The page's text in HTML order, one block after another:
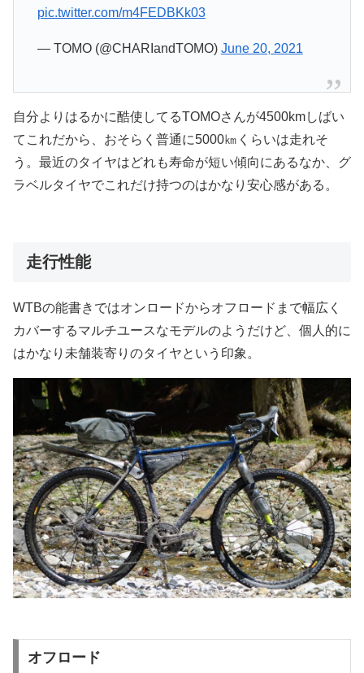
pic.twitter.com/m4FEDBKk03
— TOMO (@CHARIandTOMO) June 20, 2021
自分よりはるかに酷使してるTOMOさんが4500kmしばい
てこれだから、おそらく普通に5000㎞くらいは走れそ
う。最近のタイヤはどれも寿命が短い傾向にあるなか、グ
ラベルタイヤでこれだけ持つのはかなり安心感がある。
走行性能
WTBの能書きではオンロードからオフロードまで幅広く
カバーするマルチユースなモデルのようだけど、個人的に
はかなり未舗装寄りのタイヤという印象。
オフロード